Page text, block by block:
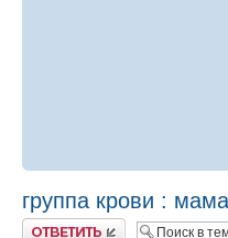
группа крови :
Ответить